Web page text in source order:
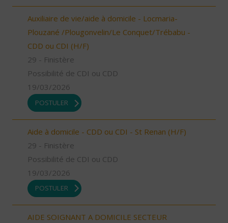
Auxiliaire de vie/aide à domicile - Locmaria-
Plouzané /Plougonvelin/Le Conquet/Trébabu -
CDD ou CDI (H/F)
29 - Finistère
Possibilité de CDI ou CDD
19/03/2026
POSTULER
Aide à domicile - CDD ou CDI - St Renan (H/F)
29 - Finistère
Possibilité de CDI ou CDD
19/03/2026
POSTULER
AIDE SOIGNANT A DOMICILE SECTEUR